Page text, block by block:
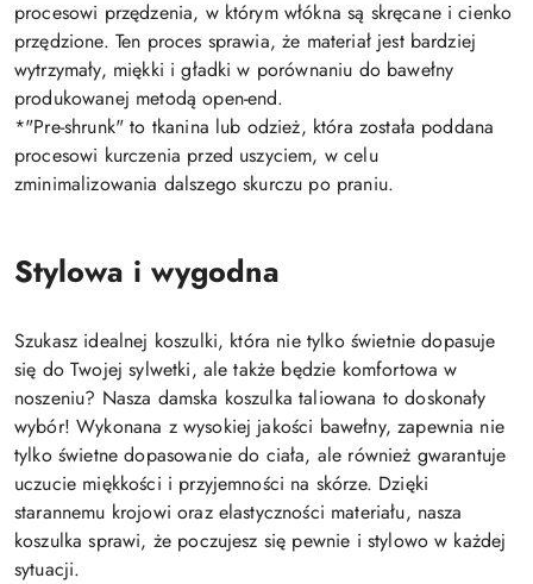
procesowi przędzenia, w którym włókna są skręcane i cienko
przędzione. Ten proces sprawia, że materiał jest bardziej
wytrzymały, miękki i gładki w porównaniu do bawełny
produkowanej metodą open-end.
*"Pre-shrunk" to tkanina lub odzież, która została poddana
procesowi kurczenia przed uszyciem, w celu
zminimalizowania dalszego skurczu po praniu.
Stylowa i wygodna
Szukasz idealnej koszulki, która nie tylko świetnie dopasuje
się do Twojej sylwetki, ale także będzie komfortowa w
noszeniu? Nasza damska koszulka taliowana to doskonały
wybór! Wykonana z wysokiej jakości bawełny, zapewnia nie
tylko świetne dopasowanie do ciała, ale również gwarantuje
uczucie miękkości i przyjemności na skórze. Dzięki
starannemu krojowi oraz elastyczności materiału, nasza
koszulka sprawi, że poczujesz się pewnie i stylowo w każdej
sytuacji.